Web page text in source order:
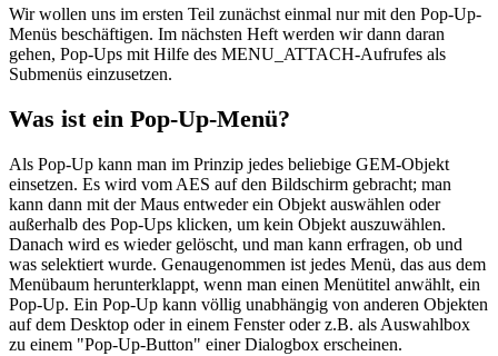
Wir wollen uns im ersten Teil zunächst einmal nur mit den Pop-Up-
Menüs beschäftigen. Im nächsten Heft werden wir dann daran
gehen, Pop-Ups mit Hilfe des MENU_ATTACH-Aufrufes als
Submenüs einzusetzen.
Was ist ein Pop-Up-Menü?
Als Pop-Up kann man im Prinzip jedes beliebige GEM-Objekt
einsetzen. Es wird vom AES auf den Bildschirm gebracht; man
kann dann mit der Maus entweder ein Objekt auswählen oder
außerhalb des Pop-Ups klicken, um kein Objekt auszuwählen.
Danach wird es wieder gelöscht, und man kann erfragen, ob und
was selektiert wurde. Genaugenommen ist jedes Menü, das aus dem
Menübaum herunterklappt, wenn man einen Menütitel anwählt, ein
Pop-Up. Ein Pop-Up kann völlig unabhängig von anderen Objekten
auf dem Desktop oder in einem Fenster oder z.B. als Auswahlbox
zu einem "Pop-Up-Button" einer Dialogbox erscheinen.